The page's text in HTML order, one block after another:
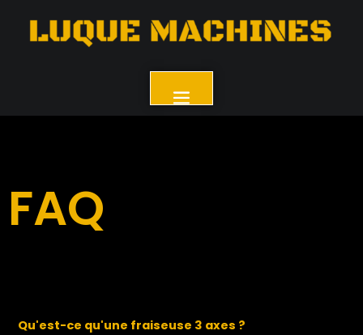
FAQ
Qu'est-ce qu'une fraiseuse 3 axes ?